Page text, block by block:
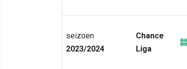
seizoen
2023/2024
Chance
Liga